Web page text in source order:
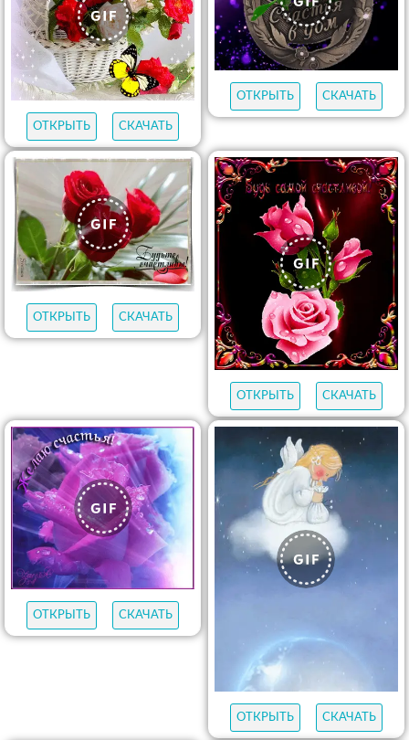
ОТКРЫТЬ СКАЧАТЬ
ОТКРЫТЬ СКАЧАТЬ
ОТКРЫТЬ СКАЧАТЬ
ОТКРЫТЬ СКАЧАТЬ
ОТКРЫТЬ СКАЧАТЬ
ОТКРЫТЬ СКАЧАТЬ